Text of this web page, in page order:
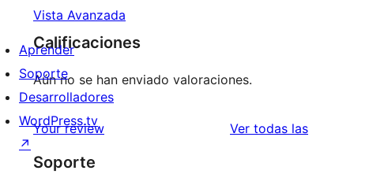
Vista Avanzada
Calificaciones
Aún no se han enviado valoraciones.
Your review Ver todas lasreseñas
Soporte
Aprender
Soporte
Desarrolladores
WordPress.tv
↗